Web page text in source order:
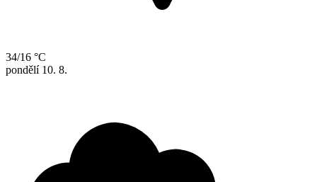
34/16 °C
pondělí 10. 8.